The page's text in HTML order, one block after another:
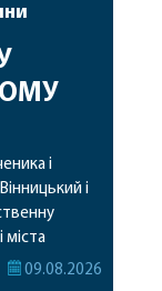
і
і
міста
09.08.2026